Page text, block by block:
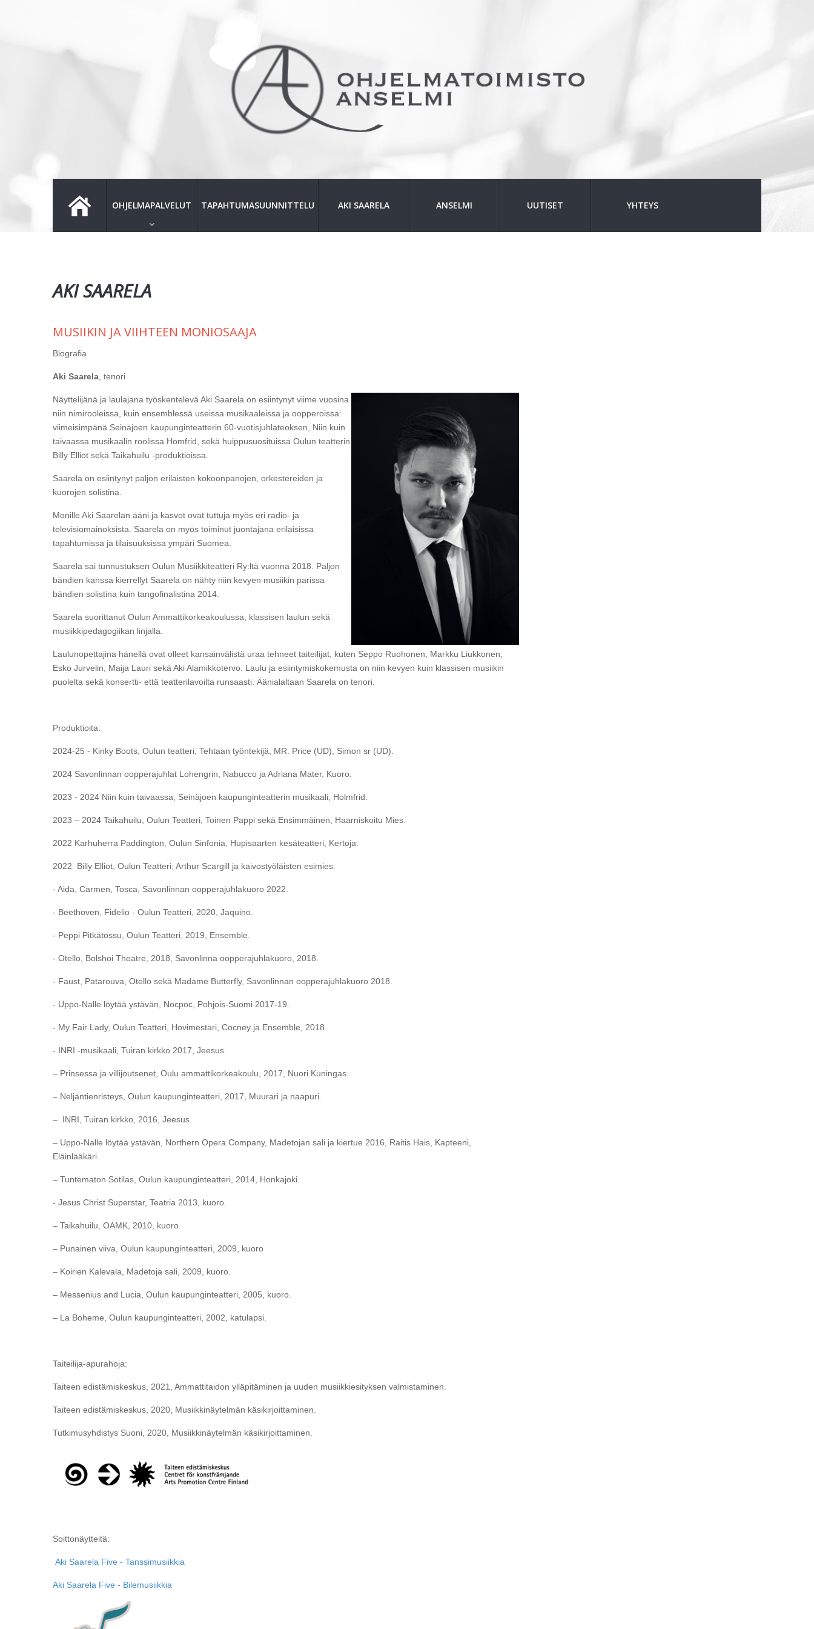
OHJELMAPALVELUT TAPAHTUMASUUNNITTELU AKI SAARELA ANSELMI UUTISET YHTEYS
AKI SAARELA
MUSIIKIN JA VIIHTEEN MONIOSAAJA
Biografia
Aki Saarela , tenori
Näyttelijänä ja laulajana työskentelevä Aki Saarela on esiintynyt viime vuosina
niin nimirooleissa, kuin ensemblessä useissa musikaaleissa ja oopperoissa:
viimeisimpänä Seinäjoen kaupunginteatterin 60-vuotisjuhlateoksen, Niin kuin
taivaassa musikaalin roolissa Homfrid, sekä huippusuosituissa Oulun teatterin
Billy Elliot sekä Taikahuilu -produktioissa.
Saarela on esiintynyt paljon erilaisten kokoonpanojen, orkestereiden ja
kuorojen solistina.
Monille Aki Saarelan ääni ja kasvot ovat tuttuja myös eri radio- ja
televisiomainoksista. Saarela on myös toiminut juontajana erilaisissa
tapahtumissa ja tilaisuuksissa ympäri Suomea.
Saarela sai tunnustuksen Oulun Musiikkiteatteri Ry:ltä vuonna 2018. Paljon
bändien kanssa kierrellyt Saarela on nähty niin kevyen musiikin parissa
bändien solistina kuin tangofinalistina 2014.
Saarela suorittanut Oulun Ammattikorkeakoulussa, klassisen laulun sekä
musiikkipedagogiikan linjalla.
Laulunopettajina hänellä ovat olleet kansainvälistä uraa tehneet taiteilijat, kuten Seppo Ruohonen, Markku Liukkonen,
Esko Jurvelin, Maija Lauri sekä Aki Alamikkotervo. Laulu ja esiintymiskokemusta on niin kevyen kuin klassisen musiikin
puolelta sekä konsertti- että teatterilavoilta runsaasti. Äänialaltaan Saarela on tenori.
Produktioita:
2024-25 - Kinky Boots, Oulun teatteri, Tehtaan työntekijä, MR. Price (UD), Simon sr (UD).
2024 Savonlinnan oopperajuhlat Lohengrin, Nabucco ja Adriana Mater, Kuoro.
2023 - 2024 Niin kuin taivaassa, Seinäjoen kaupunginteatterin musikaali, Holmfrid.
2023 – 2024 Taikahuilu, Oulun Teatteri, Toinen Pappi sekä Ensimmäinen, Haarniskoitu Mies.
2022 Karhuherra Paddington, Oulun Sinfonia, Hupisaarten kesäteatteri, Kertoja.
2022 Billy Elliot, Oulun Teatteri, Arthur Scargill ja kaivostyöläisten esimies.
- Aida, Carmen, Tosca, Savonlinnan oopperajuhlakuoro 2022.
- Beethoven, Fidelio - Oulun Teatteri, 2020, Jaquino.
- Peppi Pitkätossu, Oulun Teatteri, 2019, Ensemble.
- Otello, Bolshoi Theatre, 2018, Savonlinna oopperajuhlakuoro, 2018.
- Faust, Patarouva, Otello sekä Madame Butterfly, Savonlinnan oopperajuhlakuoro 2018.
- Uppo-Nalle löytää ystävän, Nocpoc, Pohjois-Suomi 2017-19.
- My Fair Lady, Oulun Teatteri, Hovimestari, Cocney ja Ensemble, 2018.
- INRI -musikaali, Tuiran kirkko 2017, Jeesus.
– Prinsessa ja villijoutsenet, Oulu ammattikorkeakoulu, 2017, Nuori Kuningas.
– Neljäntienristeys, Oulun kaupunginteatteri, 2017, Muurari ja naapuri.
– INRI, Tuiran kirkko, 2016, Jeesus.
– Uppo-Nalle löytää ystävän, Northern Opera Company, Madetojan sali ja kiertue 2016, Raitis Hais, Kapteeni,
Eläinlääkäri.
– Tuntematon Sotilas, Oulun kaupunginteatteri, 2014, Honkajoki.
- Jesus Christ Superstar, Teatria 2013, kuoro.
– Taikahuilu, OAMK, 2010, kuoro.
– Punainen viiva, Oulun kaupunginteatteri, 2009, kuoro
– Koirien Kalevala, Madetoja sali, 2009, kuoro.
– Messenius and Lucia, Oulun kaupunginteatteri, 2005, kuoro.
– La Boheme, Oulun kaupunginteatteri, 2002, katulapsi.
Taiteilija-apurahoja:
Taiteen edistämiskeskus, 2021, Ammattitaidon ylläpitäminen ja uuden musiikkiesityksen valmistaminen.
Taiteen edistämiskeskus, 2020, Musiikkinäytelmän käsikirjoittaminen.
Tutkimusyhdistys Suoni, 2020, Musiikkinäytelmän käsikirjoittaminen.
Soittonäytteitä:
Aki Saarela Five - Tanssimusiikkia
Aki Saarela Five - Bilemusiikkia